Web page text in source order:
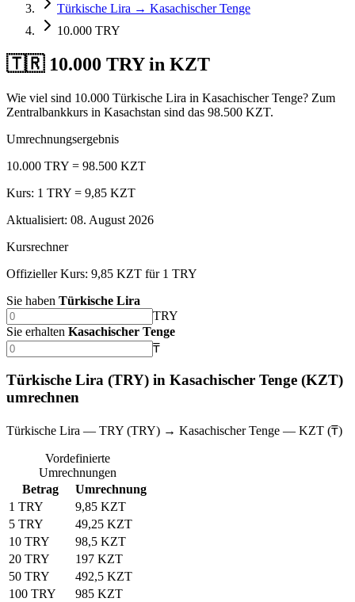
Türkische Lira → Kasachischer Tenge
10.000 TRY
🇹🇷 10.000 TRY in KZT
Wie viel sind 10.000 Türkische Lira in Kasachischer Tenge? Zum
Zentralbankkurs in Kasachstan sind das 98.500 KZT.
Umrechnungsergebnis
10.000 TRY = 98.500 KZT
Kurs: 1 TRY = 9,85 KZT
Aktualisiert: 08. August 2026
Kursrechner
Offizieller Kurs: 9,85 KZT für 1 TRY
Sie haben Türkische Lira
TRY
Sie erhalten Kasachischer Tenge
₸
Türkische Lira (TRY) in Kasachischer Tenge (KZT)
umrechnen
Türkische Lira — TRY (TRY) → Kasachischer Tenge — KZT (₸)
Vordefinierte
Umrechnungen
Betrag
Umrechnung
1 TRY
9,85 KZT
5 TRY
49,25 KZT
10 TRY
98,5 KZT
20 TRY
197 KZT
50 TRY
492,5 KZT
100 TRY
985 KZT